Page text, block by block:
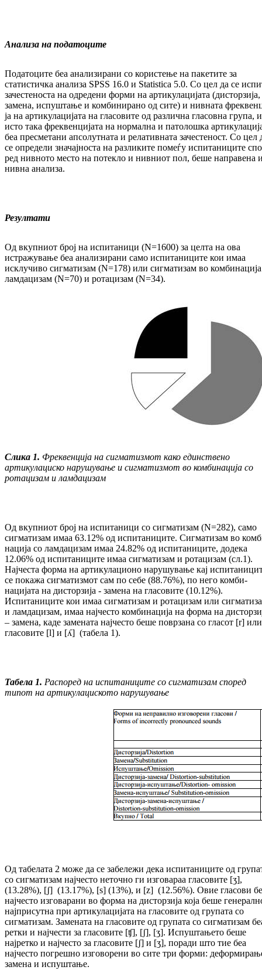
Анализа на податоците
Податоците беа анализирани со користење на пакетите за
статистичка анализа SPSS 16.0 и Statistica 5.0. Со цел да се
за­чес­теноста на одредени форми на ар­ти­ку­ла­ци­јата (дисторзија,
замена, испуштање и ком­бинирано од сите) и нивната
ја на артикулацијата на гласовите од раз­лич­на гласовна група, и
исто така фрек­вен­ци­ја­та на нормална и патолошка
беа пресметани апсолутната и релативната за­честеност. Со цел
се определи зна­чај­нос­та на разликите помеѓу испитаниците
ред нивното место на потекло и нивниот пол, беше направена
нивна анализа.
Резултати
Од вкупниот број на испитаници (N=1600) за целта на ова
истражување беа ана­ли­зи­ра­ни само испитаниците кои имаа
исклучиво сиг­матизам (N=178) или сигматизам во
ламдацизам (N=70) и ротацизам (N=34).
Слика 1. Фреквенција на сигматизмот како един­­ствено
артикулациско нарушување и сиг­ма­­ти­змот во комбинација со
ротацизам и лам­дацизам
Од вкупниот број на испитаници со сиг­ма­ти­зам (N=282), само
сигматизам имаа 63.12% од испитаниците. Сигматизам во
на­ци­ја со ламдацизам имаа 24.82% од ис­пи­та­ни­ци­те, додека
12.06% од ис­пи­та­ни­ците имаа сиг­матизам и ротацизам (сл.1).
Најчеста форма на артикулационо на­ру­шу­ва­ње кај
се покажа сиг­ма­тизмот сам по себе (88.76%), по него ком­­би­
нацијата на дисторзија - замена на гла­совите (10.12%).
Испитаниците кои имаа сиг­ма­ти­зам и ротацизам или
и лам­да­ци­зам, имаа најчесто ком­би­на­ци­ја на форма на
– замена, каде замената нај­чес­то беше поврзана со гла­сот [r] или
гласовите [l] и [ʎ] (тaбела 1).
Табела 1. Распоред на испитаниците со сиг­матизам според
типот на ар­ти­ку­ла­циското нарушување
Од табелата 2 може да се забележи дека ис­пи­таниците од
со сигматизам нај­често неточно ги изговараа гласовите [ʒ],
(13.28%), [ʃ] (13.17%), [s] (13%), и [z] (12.56%). Овие гласови
најчесто из­го­ва­ра­ни во форма на дисторзија која беше
најприсутна при артикулацијата на гла­совите од групата со
сигматизам. За­ме­на­та на гласовите од групата со сигматизам
рет­­ки и најчести за гласовите [ʧ], [ʃ], [ʒ]. Ис­пуш­­тањето беше
најретко и најчесто за гла­со­ви­те [ʃ] и [ʒ], поради што тие беа
најчесто по­грешно изговорени во сите три форми:
замена и испуштање.